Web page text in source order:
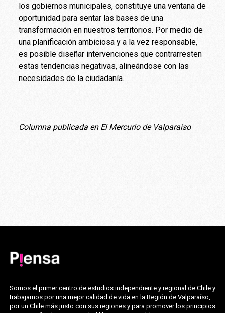
los gobiernos municipales, constituye una ventana de
oportunidad para sentar las bases de una
transformación en nuestros territorios. Por medio de
una planificación ambiciosa y a la vez responsable,
es posible diseñar intervenciones que contrarresten
estas tendencias negativas, alineándose con las
necesidades de la ciudadanía.
Columna publicada en El Mercurio de Valparaíso
Somos el primer centro de estudios independiente y regional de Chile y
trabajamos por una mejor calidad de vida en la Región de Valparaíso,
por un Chile más justo con sus regiones y para promover los principios